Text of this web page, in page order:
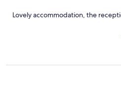
Lovely accommodation, the